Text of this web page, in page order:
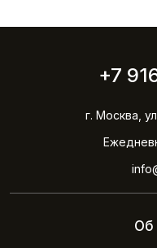
+7
г. Москва,
Об